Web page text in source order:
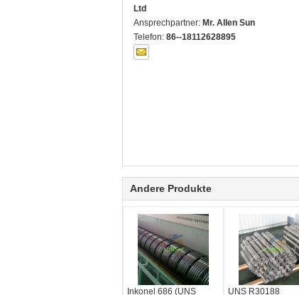
Ltd
Ansprechpartner: Mr. Allen Sun
Telefon: 86--18112628895
Andere Produkte
Inkonel 686 (UNS UNS R30188